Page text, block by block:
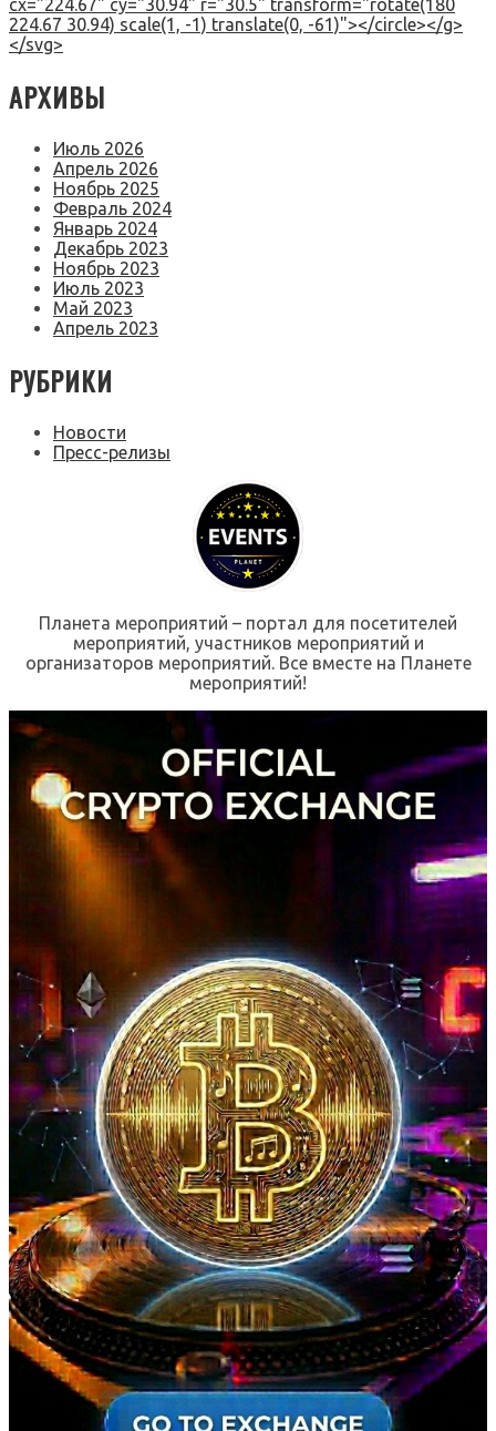
cx="224.67" cy="30.94" r="30.5" transform="rotate(180
224.67 30.94) scale(1, -1) translate(0, -61)"></circle></g>
</svg>
АРХИВЫ
Июль 2026
Апрель 2026
Ноябрь 2025
Февраль 2024
Январь 2024
Декабрь 2023
Ноябрь 2023
Июль 2023
Май 2023
Апрель 2023
РУБРИКИ
Новости
Пресс-релизы
Планета мероприятий – портал для посетителей
мероприятий, участников мероприятий и
организаторов мероприятий. Все вместе на Планете
мероприятий!